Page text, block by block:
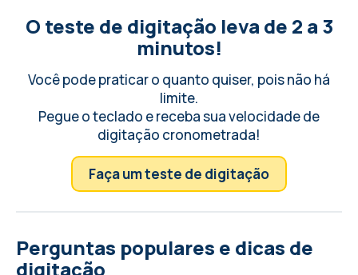
O teste de digitação leva de 2 a 3
minutos!
Você pode praticar o quanto quiser, pois não há
limite.
Pegue o teclado e receba sua velocidade de
digitação cronometrada!
Faça um teste de digitação
Perguntas populares e dicas de
digitação